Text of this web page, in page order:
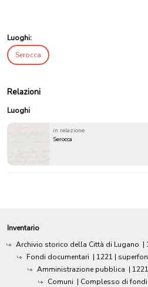
Luoghi:
Serocca
Relazioni
Luoghi
in relazione
Serocca
Inventario
Archivio storico della Città di Lugano |
Fondi documentari | 1221 |
Amministrazione pubblica |
Comuni | Complesso di